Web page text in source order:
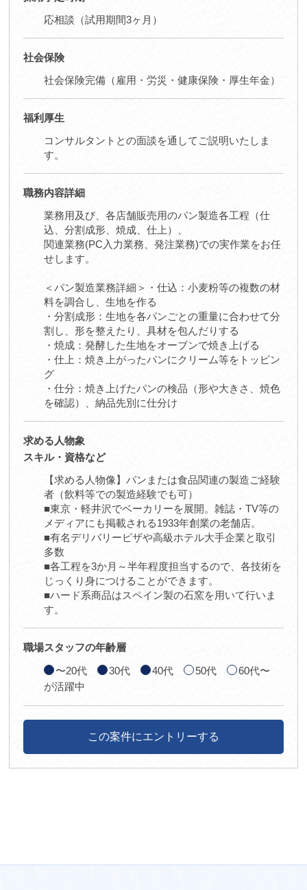
応相談（試用期間3ヶ月）
社会保険
社会保険完備（雇用・労災・健康保険・厚生年金）
福利厚生
コンサルタントとの面談を通してご説明いたしま
す。
職務内容詳細
業務用及び、各店舗販売用のパン製造各工程（仕
込、分割成形、焼成、仕上）、
関連業務(PC入力業務、発注業務)での実作業をお任
せします。
＜パン製造業務詳細＞・仕込：小麦粉等の複数の材
料を調合し、生地を作る
・分割成形：生地を各パンごとの重量に合わせて分
割し、形を整えたり、具材を包んだりする
・焼成：発酵した生地をオーブンで焼き上げる
・仕上：焼き上がったパンにクリーム等をトッピン
グ
・仕分：焼き上げたパンの検品（形や大きさ、焼色
を確認）、納品先別に仕分け
求める人物象
スキル・資格など
【求める人物像】パンまたは食品関連の製造ご経験
者（飲料等での製造経験でも可）
■東京・軽井沢でベーカリーを展開。雑誌・TV等の
メディアにも掲載される1933年創業の老舗店。
■有名デリバリーピザや高級ホテル大手企業と取引
多数
■各工程を3か月～半年程度担当するので、各技術を
じっくり身につけることができます。
■ハード系商品はスペイン製の石窯を用いて行いま
す。
職場スタッフの年齢層
〜20代
30代 40代 50代
60代〜
が活躍中
この案件にエントリーする